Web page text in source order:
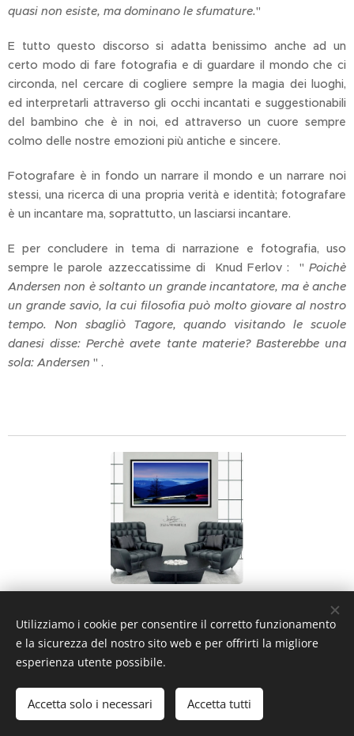
quasi non esiste, ma dominano le sfumature."
E tutto questo discorso si adatta benissimo anche ad un
certo modo di fare fotografia e di guardare il mondo che ci
circonda, nel cercare di cogliere sempre la magia dei luoghi,
ed interpretarli attraverso gli occhi incantati e suggestionabili
del bambino che è in noi, ed attraverso un cuore sempre
colmo delle nostre emozioni più antiche e sincere.
Fotografare è in fondo un narrare il mondo e un narrare noi
stessi, una ricerca di una propria verità e identità; fotografare
è un incantare ma, soprattutto, un lasciarsi incantare.
E per concludere in tema di narrazione e fotografia, uso
sempre le parole azzeccatissime di Knud Ferlov : " Poichè
Andersen non è soltanto un grande incantatore, ma è anche
un grande savio, la cui filosofia può molto giovare al nostro
tempo. Non sbagliò Tagore, quando visitando le scuole
danesi disse: Perchè avete tante materie? Basterebbe una
sola: Andersen " .
Privacy e Note legali
Cookies
Utilizziamo i cookie per consentire il corretto funzionamento
e la sicurezza del nostro sito web e per offrirti la migliore
esperienza utente possibile.
Accetta solo i necessari Accetta tutti